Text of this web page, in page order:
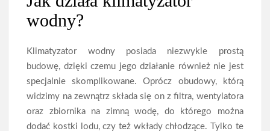
wodny?
Klimatyzator wodny posiada niezwykle prostą
budowę, dzięki czemu jego działanie również nie jest
specjalnie skomplikowane. Oprócz obudowy, którą
widzimy na zewnątrz składa się on z filtra, wentylatora
oraz zbiornika na zimną wodę, do którego można
dodać kostki lodu, czy też wkłady chłodzące. Tylko te